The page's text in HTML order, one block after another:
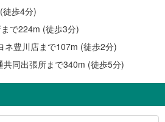
徒歩4分)
で224m (徒歩3分)
ネ豊川店まで107m (徒歩2分)
共同出張所まで340m (徒歩5分)